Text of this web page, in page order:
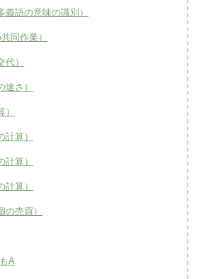
語の意味の識別）
同作業）
）
さ）
算）
算）
算）
売買）
A